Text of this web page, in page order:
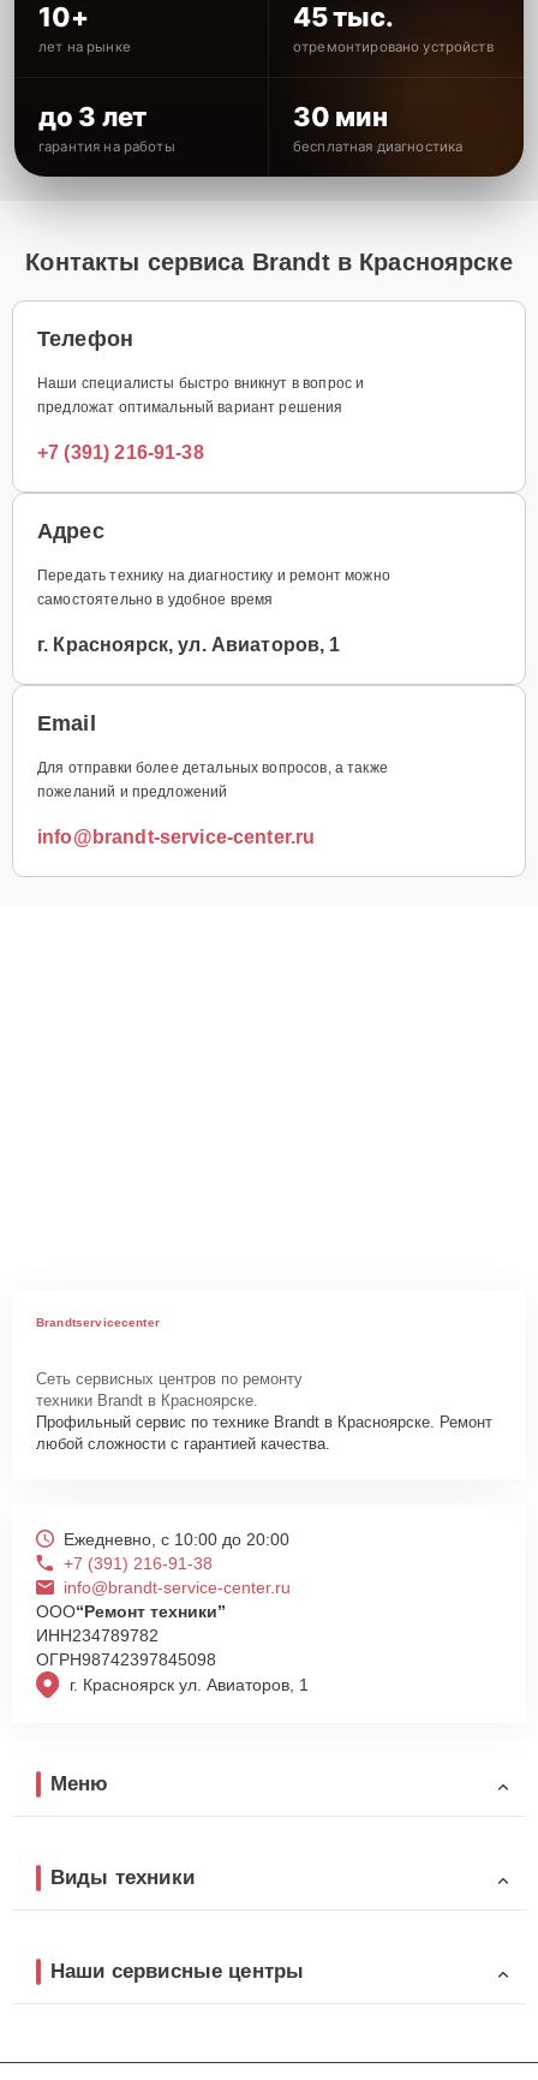
10+
лет на рынке
45 тыс.
отремонтировано устройств
до 3 лет
гарантия на работы
30 мин
бесплатная диагностика
Контакты сервиса Brandt в Красноярске
Телефон
Наши специалисты быстро вникнут в вопрос и
предложат оптимальный вариант решения
+7 (391) 216-91-38
Адрес
Передать технику на диагностику и ремонт можно
самостоятельно в удобное время
г. Красноярск, ул. Авиаторов, 1
Email
Для отправки более детальных вопросов, а также
пожеланий и предложений
info@brandt-service-center.ru
Brandtservicecenter
Сеть сервисных центров по ремонту
техники Brandt в Красноярске.
Профильный сервис по технике Brandt в Красноярске. Ремонт
любой сложности с гарантией качества.
г. Красноярск ул. Авиаторов, 1
Ежедневно, с 10:00 до 20:00
+7 (391) 216-91-38
info@brandt-service-center.ru
ООО“Ремонт техники”
ИНН234789782
ОГРН98742397845098
Меню
Виды техники
Наши сервисные центры